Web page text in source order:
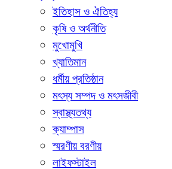
ইতিহাস ও ঐতিহ্য
কৃষি ও অর্থনীতি
মুখোমুখি
খ্যাতিমান
ধর্মীয় প্রতিষ্ঠান
মৎস্য সম্পদ ও মৎসজীবী
স্বাস্থ্যতথ্য
ক্যাম্পাস
স্মরণীয় বরণীয়
লাইফস্টাইল